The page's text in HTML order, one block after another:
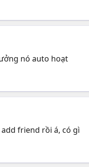
nó auto hoạt
friend rồi á, có gì